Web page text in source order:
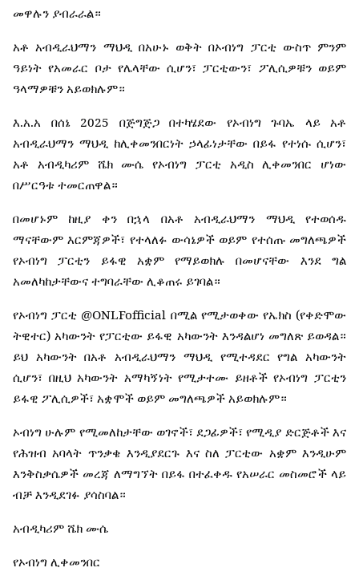
መዋሉን ያብራራል።
አቶ አብዲራህማን ማህዲ በአሁኑ ወቅት በኦብነግ ፓርቲ ውስጥ ምንም
ዓይነት የአመራር ቦታ የሌላቸው ሲሆን፣ ፓርቲውን፣ ፖሊሲዎቹን ወይም
ዓላማዎቹን አይወክሉም።
እ.አ.አ በሰኔ2025 በጅግጅጋ በተካሄደው የኦብነግ ጉባኤ ላይ
አቶ
አብዲራህማን ማህዲ ከሊቀመንበርነት ኃላፊነታቸው በይፋ የተነሱ ሲሆን፣
አቶ
አብዲካሪም ሼክ ሙሴ የኦብነግ ፓርቲ አዲስ ሊቀመንበር
ሆነው
በሥርዓቱ ተመርጠዋል።
በመሆኑም ከዚያ ቀን በኋላ በአቶ አብዲራህማን ማህዲ
የተወሰዱ
ማናቸውም እርምጃዎች፣ የተላለፉ ውሳኔዎች ወይም የተሰጡ መግለጫዎች
የኦብነግ
ፓርቲን ይፋዊ አቋም የማይወክሉ በመሆናቸው እንደ
ግል
አመለካከታቸውና ተግባራቸው ሊቆጠሩ ይገባል።
የኦብነግ ፓርቲ @ONLFofficial በሚል የሚታወቀው የኤክስ (የቀድሞው
ትዊተር)አካውንት የፓርቲው ይፋዊ አካውንት እንዳልሆነ መግለጽ ይወዳል።
ይህ አካውንት በአቶ አብዲራህማን ማህዲ የሚተዳደር የግል አካውንት
ሲሆን፣ በዚህ አካውንት አማካኝነት የሚታተሙ ይዘቶች የኦብነግ ፓርቲን
ይፋዊ ፖሊሲዎች፣ አቋሞች ወይም መግለጫዎች አይወክሉም።
ኦብነግ ሁሉም የሚመለከታቸው ወገኖች፣ ደጋፊዎች፣ የሚዲያ ድርጅቶች እና
የሕዝብ አባላት ጥንቃቄ እንዲያደርጉ እና ስለ ፓርቲው አቋም እንዲሁም
እንቅስቃሴዎች መረጃ ለማግኘት በይፋ በተፈቀዱ የአሠራር መስመሮች ላይ
ብቻ እንዲደገፉ ያሳስባል።
አብዲካሪም ሼክ ሙሴ
የኦብነግ ሊቀመንበር